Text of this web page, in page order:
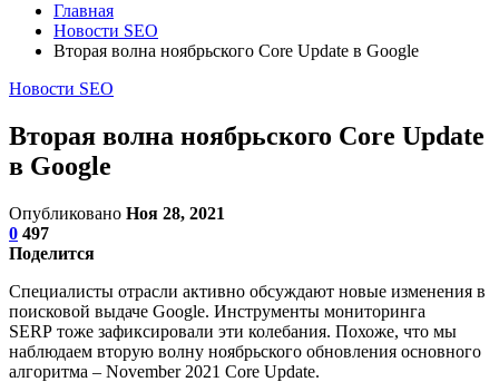
Главная
Новости SEO
Вторая волна ноябрьского Core Update в Google
Новости SEO
Вторая волна ноябрьского Core Update
в Google
Опубликовано Ноя 28, 2021
0 497
Поделится
Специалисты отрасли активно обсуждают новые изменения в
поисковой выдаче Google. Инструменты мониторинга
SERP тоже зафиксировали эти колебания. Похоже, что мы
наблюдаем вторую волну ноябрьского обновления основного
алгоритма – November 2021 Core Update.